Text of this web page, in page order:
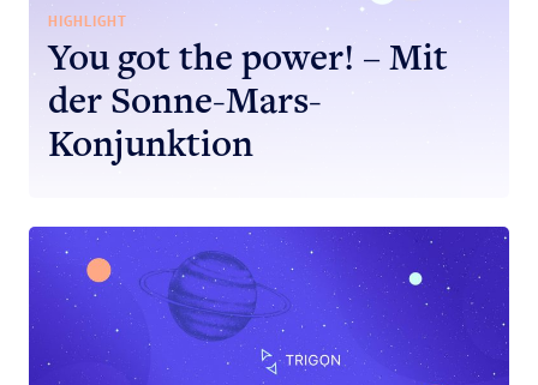
HIGHLIGHT
You got the power! – Mit
der Sonne-Mars-
Konjunktion